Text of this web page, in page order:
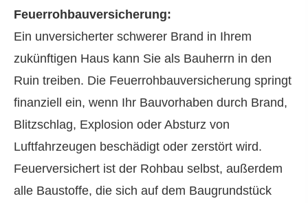
Feuerrohbauversicherung:
Ein unversicherter schwerer Brand in Ihrem
zukünftigen Haus kann Sie als Bauherrn in den
Ruin treiben. Die Feuerrohbauversicherung springt
finanziell ein, wenn Ihr Bauvorhaben durch Brand,
Blitzschlag, Explosion oder Absturz von
Luftfahrzeugen beschädigt oder zerstört wird.
Feuerversichert ist der Rohbau selbst, außerdem
alle Baustoffe, die sich auf dem Baugrundstück